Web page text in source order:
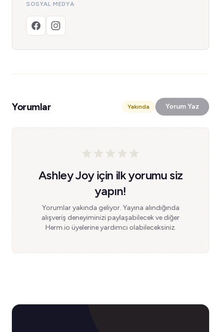
SOSYAL MEDYA
Yorumlar Yakında Yorum Yaz
Ashley Joy için ilk yorumu siz
yapın!
Yorumlar yakında geliyor. Yayına alındığında
alışveriş deneyiminizi paylaşabilecek ve diğer
Herm.io üyelerine yardımcı olabileceksiniz.